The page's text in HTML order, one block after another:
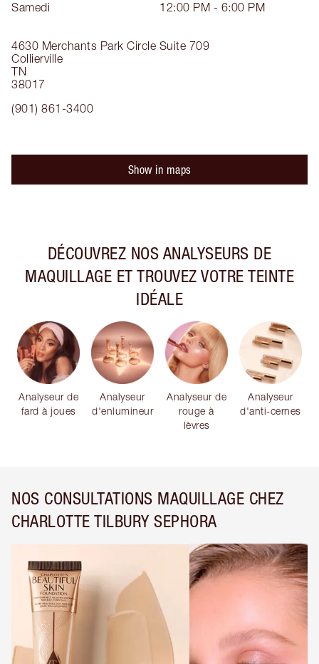
4630 Merchants Park Circle Suite 709
Collierville
TN
38017
(901) 861-3400
Samedi
12:00 PM - 6:00 PM
Show in maps
DÉCOUVREZ NOS ANALYSEURS DE
MAQUILLAGE ET TROUVEZ VOTRE TEINTE
IDÉALE
Analyseur de
fard à joues
Analyseur
d'enlumineur
Analyseur de
rouge à
lèvres
Analyseur
d'anti-cernes
NOS CONSULTATIONS MAQUILLAGE CHEZ
CHARLOTTE TILBURY SEPHORA